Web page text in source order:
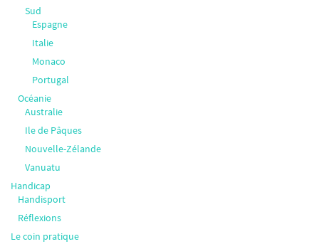
Sud
Espagne
Italie
Monaco
Portugal
Océanie
Australie
Ile de Pâques
Nouvelle-Zélande
Vanuatu
Handicap
Handisport
Réflexions
Le coin pratique